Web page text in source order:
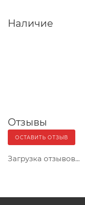
Наличие
Отзывы
ОСТАВИТЬ ОТЗЫВ
Загрузка отзывов...